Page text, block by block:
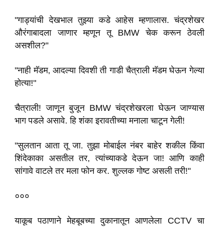
"गाड्यांची देखभाल तुझ्या कडे आहेस म्हणालास. चंद्रशेखर
औरंगाबादला जाणार म्हणून तू BMW चेक करून ठेवली
असशील?"
"नाही मॅडम, आदल्या दिवशी ती गाडी चैत्राली मॅडम घेऊन गेल्या
होत्या!"
चैत्राली! जाणून बुजून BMW चंद्रशेखरला घेऊन जाण्यास
भाग पडले असावे. हि शंका इरावतीच्या मनाला चाटून गेली!
"सुलतान आता तू जा. तुझा मोबाईल नंबर बाहेर शकील किंवा
शिंदेकाका असतील तर, त्यांच्याकडे देऊन जा! आणि काही
सांगावे वाटले तर मला फोन कर. शुल्लक गोष्ट असली तरी!"
०००
याकूब पठाणाने मेहबूबच्या दुकानातून आणलेला CCTV चा